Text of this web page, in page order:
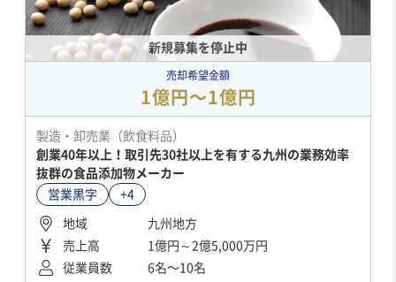
新規募集を停止中
売却希望金額
1億円〜1億円
製造・卸売業（飲食料品）
創業40年以上！取引先30社以上を有する九州の業務効率
抜群の食品添加物メーカー
営業黒字
+4
地域
九州地方
売上高
1億円～2億5,000万円
従業員数
6名〜10名